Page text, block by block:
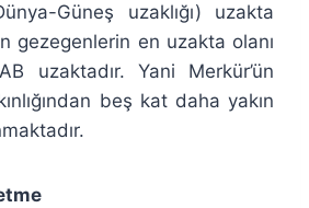
Güneş uzaklığı) uzakta
gezegenlerin en uzakta olanı
uzaktadır. Yani Merkür’ün
beş kat daha yakın